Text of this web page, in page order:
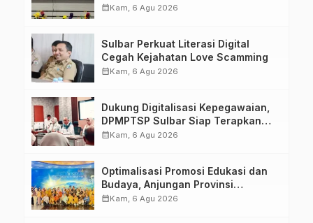
Kompetensi ASN melalui
calendar_monthKam, 6 Agu 2026
Sulbar Perkuat Literasi Digital
Cegah Kejahatan Love Scamming
calendar_monthKam, 6 Agu 2026
Dukung Digitalisasi Kepegawaian,
DPMPTSP Sulbar Siap Terapkan
Aplikasi FLEKSI ASN
calendar_monthKam, 6 Agu 2026
Optimalisasi Promosi Edukasi dan
Budaya, Anjungan Provinsi
Sulawesi Barat Perkuat Kolaborasi
calendar_monthKam, 6 Agu 2026